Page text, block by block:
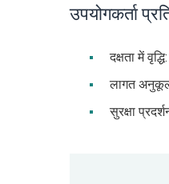
उपयोगकर्ता
दक्षता में
लागत
सुरक्षा